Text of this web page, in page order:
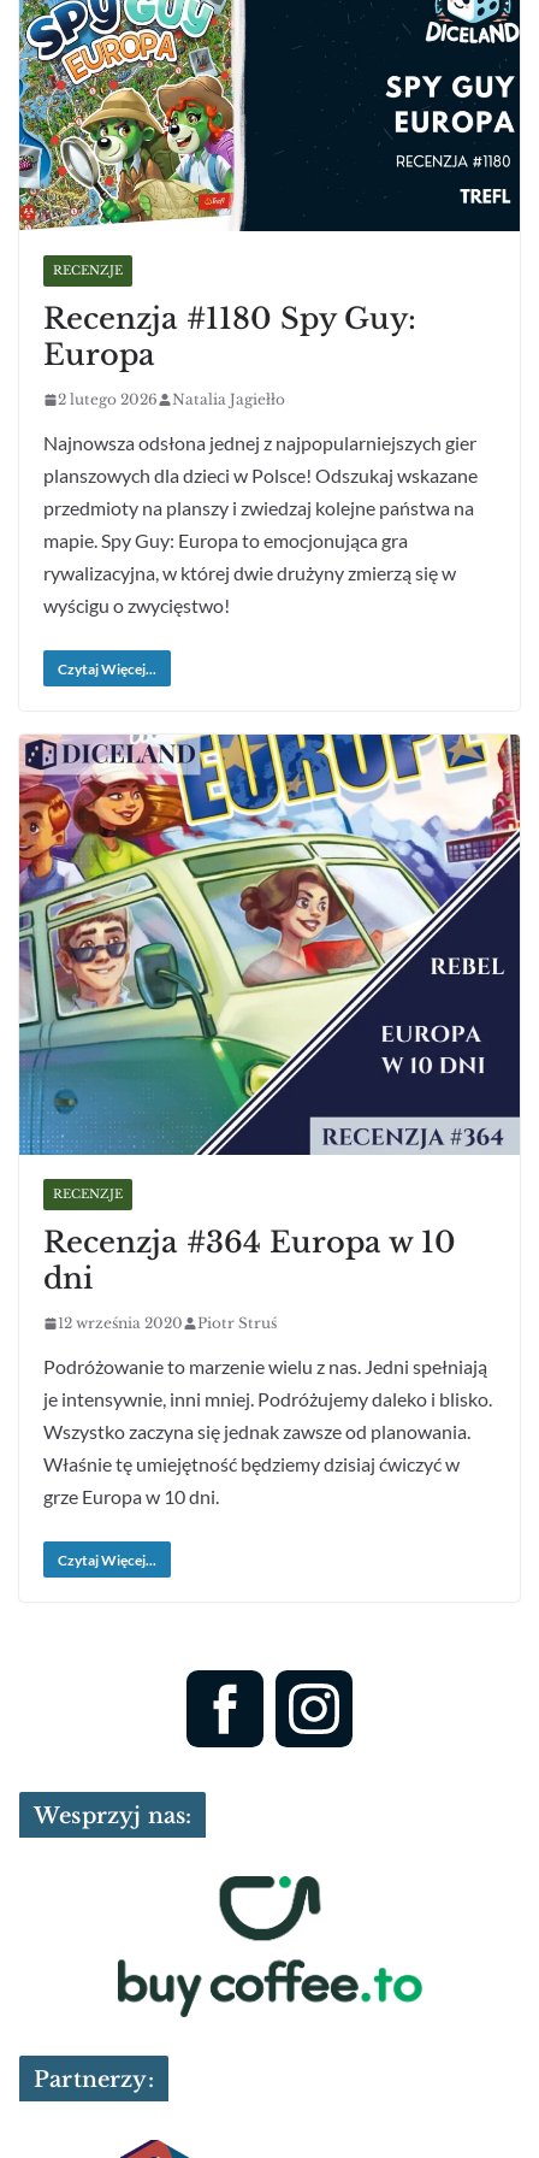
RECENZJE
Recenzja #1180 Spy Guy:
Europa
2 lutego 2026 Natalia Jagiełło
Najnowsza odsłona jednej z najpopularniejszych gier
planszowych dla dzieci w Polsce! Odszukaj wskazane
przedmioty na planszy i zwiedzaj kolejne państwa na
mapie. Spy Guy: Europa to emocjonująca gra
rywalizacyjna, w której dwie drużyny zmierzą się w
wyścigu o zwycięstwo!
Czytaj Więcej...
RECENZJE
Recenzja #364 Europa w 10
dni
12 września 2020 Piotr Struś
Podróżowanie to marzenie wielu z nas. Jedni spełniają
je intensywnie, inni mniej. Podróżujemy daleko i blisko.
Wszystko zaczyna się jednak zawsze od planowania.
Właśnie tę umiejętność będziemy dzisiaj ćwiczyć w
grze Europa w 10 dni.
Czytaj Więcej...
Wesprzyj nas:
Partnerzy: